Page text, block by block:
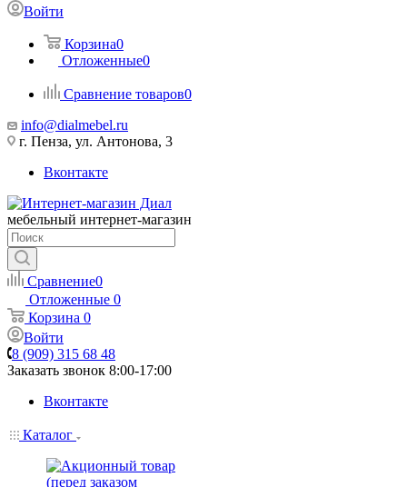
Войти
Корзина0
Отложенные0
Сравнение товаров0
info@dialmebel.ru
г. Пенза, ул. Антонова, 3
Вконтакте
мебельный интернет-магазин
Сравнение0
Отложенные 0
Корзина 0
Войти
8 (909) 315 68 48
Заказать звонок 8:00-17:00
Вконтакте
Каталог